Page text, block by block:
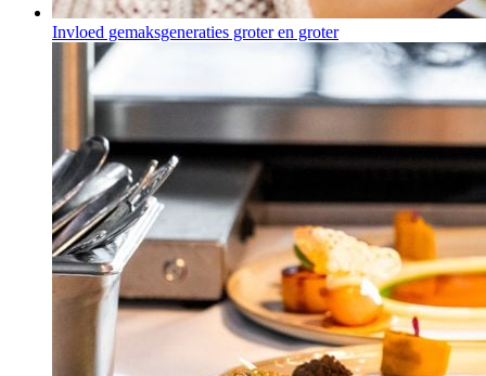
Invloed gemaksgeneraties groter en groter